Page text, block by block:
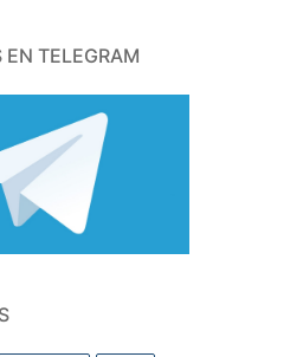
EN TELEGRAM